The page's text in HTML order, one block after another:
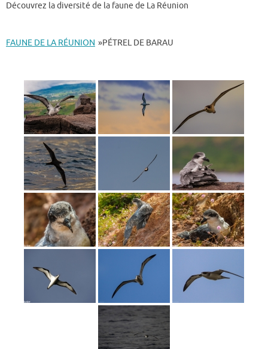
Découvrez la diversité de la faune de La Réunion
FAUNE DE LA RÉUNION »PÉTREL DE BARAU